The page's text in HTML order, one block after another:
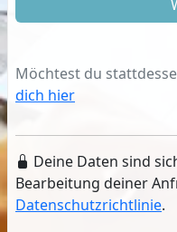
Möchtest du
dich hier
Deine Daten sind
Bearbeitung deiner
Datenschutzrichtlinie.